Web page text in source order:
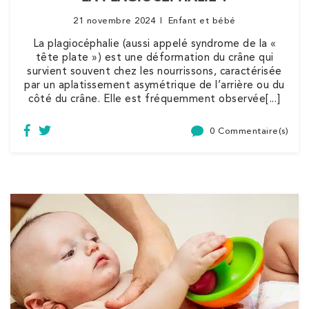
21 novembre 2024 Enfant et bébé
La plagiocéphalie (aussi appelé syndrome de la «
tête plate ») est une déformation du crâne qui
survient souvent chez les nourrissons, caractérisée
par un aplatissement asymétrique de l’arrière ou du
côté du crâne. Elle est fréquemment observée[...]
0 Commentaire(s)
12 Rue César Franck 75015 Paris
12 Rue César Franck 75015 Paris
01 43 31 00 33
PRENEZ RDV SUR
1 Rue Cassette 75006 Paris
1 Rue Cassette 75006 Paris
01 42 84 06 95
PRENEZ RDV SUR
PRENEZ RDV SUR